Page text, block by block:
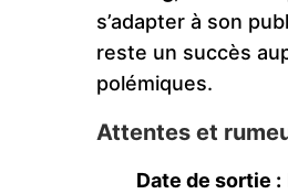
s’adapter à son
reste un succès
polémiques.
Attentes et
Date de sortie :